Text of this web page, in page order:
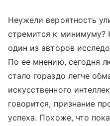
Неужели вероятность
стремится к минимуму?
один из авторов
По ее мнению, сегодня
стало гораздо легче
искусственного
говорится, признание
успеха. Похоже, что